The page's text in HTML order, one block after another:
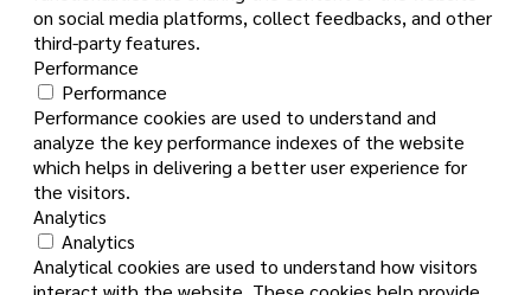
on social media platforms, collect feedbacks, and other
third-party features.
Performance
Performance
Performance cookies are used to understand and
analyze the key performance indexes of the website
which helps in delivering a better user experience for
the visitors.
Analytics
Analytics
Analytical cookies are used to understand how visitors